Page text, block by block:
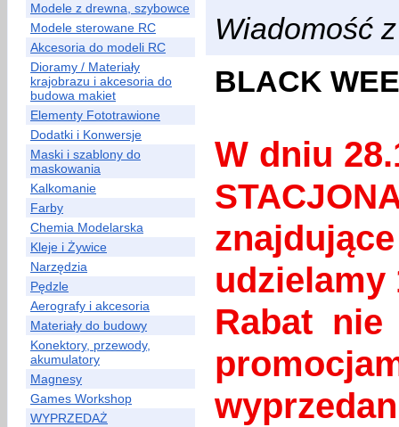
Modele z drewna, szybowce
Modele sterowane RC
Akcesoria do modeli RC
Dioramy / Materiały
krajobrazu i akcesoria do
budowa makiet
Elementy Fototrawione
Dodatki i Konwersje
Maski i szablony do
maskowania
Kalkomanie
Farby
Chemia Modelarska
Kleje i Żywice
Narzędzia
Pędzle
Aerografy i akcesoria
Materiały do budowy
Konektory, przewody,
akumulatory
Magnesy
Games Workshop
WYPRZEDAŻ
Wiadomość
BLACK
W dniu
udzielamy
Rabat